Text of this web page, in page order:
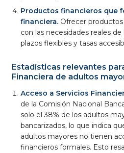
Productos financieros que
financiera. Ofrecer
con las necesidades reales
plazos flexibles y tasas
Estadísticas relevantes
Financiera de adultos
Acceso a Servicios
de la Comisión Nacional
solo el 38% de los adultos
bancarizados, lo que indica
adultos mayores no tienen
financieros formales. Esto